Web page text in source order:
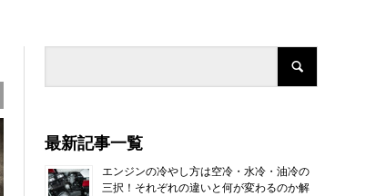
最新記事一覧
エンジンの冷やし方は空冷・水冷・油冷の
三択！それぞれの違いと何が変わるのか解